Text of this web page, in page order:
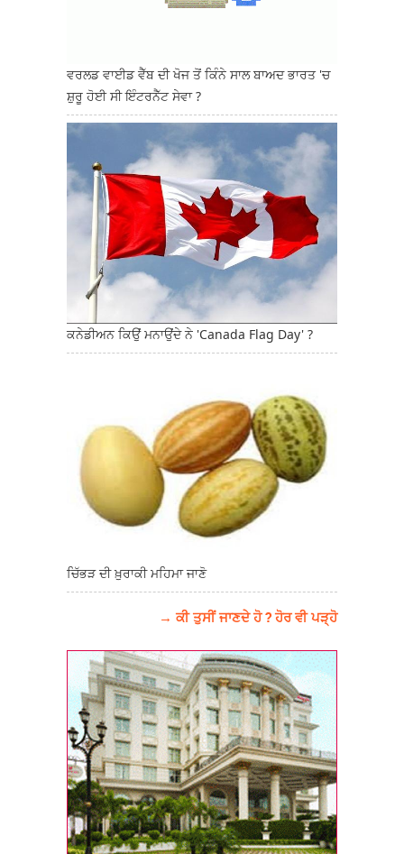
ਵਰਲਡ ਵਾਈਡ ਵੈੱਬ ਦੀ ਖੋਜ ਤੋਂ ਕਿੰਨੇ ਸਾਲ ਬਾਅਦ ਭਾਰਤ 'ਚ
ਸ਼ੁਰੂ ਹੋਈ ਸੀ ਇੰਟਰਨੈੱਟ ਸੇਵਾ ?
ਕਨੇਡੀਅਨ ਕਿਉਂ ਮਨਾਉਂਦੇ ਨੇ 'Canada Flag Day' ?
ਚਿੱਭੜ ਦੀ ਖ਼ੁਰਾਕੀ ਮਹਿਮਾ ਜਾਣੋ
→ ਕੀ ਤੁਸੀਂ ਜਾਣਦੇ ਹੋ ? ਹੋਰ ਵੀ ਪੜ੍ਹੋ